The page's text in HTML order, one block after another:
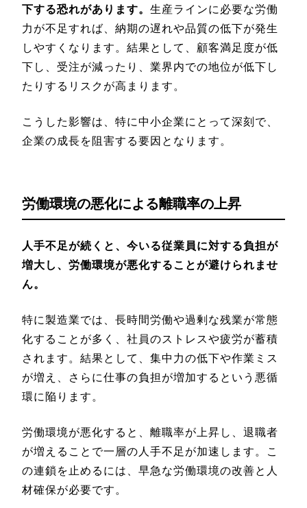
下する恐れがあります。 生産ラインに必要な労働
力が不足すれば、納期の遅れや品質の低下が発生
しやすくなります。結果として、顧客満足度が低
下し、受注が減ったり、業界内での地位が低下し
たりするリスクが高まります。
こうした影響は、特に中小企業にとって深刻で、
企業の成長を阻害する要因となります。
労働環境の悪化による離職率の上昇
人手不足が続くと、今いる従業員に対する負担が
増大し、労働環境が悪化することが避けられませ
ん。
特に製造業では、長時間労働や過剰な残業が常態
化することが多く、社員のストレスや疲労が蓄積
されます。結果として、集中力の低下や作業ミス
が増え、さらに仕事の負担が増加するという悪循
環に陥ります。
労働環境が悪化すると、離職率が上昇し、退職者
が増えることで一層の人手不足が加速します。こ
の連鎖を止めるには、早急な労働環境の改善と人
材確保が必要です。